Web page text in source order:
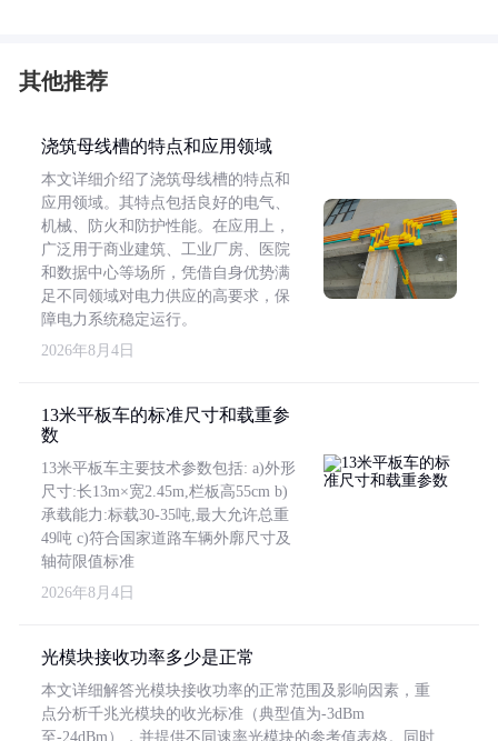
其他推荐
浇筑母线槽的特点和应用领域
本文详细介绍了浇筑母线槽的特点和
应用领域。其特点包括良好的电气、
机械、防火和防护性能。在应用上，
广泛用于商业建筑、工业厂房、医院
和数据中心等场所，凭借自身优势满
足不同领域对电力供应的高要求，保
障电力系统稳定运行。
2026年8月4日
13米平板车的标准尺寸和载重参
数
13米平板车主要技术参数包括: a)外形
尺寸:长13m×宽2.45m,栏板高55cm b)
承载能力:标载30-35吨,最大允许总重
49吨 c)符合国家道路车辆外廓尺寸及
轴荷限值标准
2026年8月4日
光模块接收功率多少是正常
本文详细解答光模块接收功率的正常范围及影响因素，重
点分析千兆光模块的收光标准（典型值为-3dBm
至-24dBm），并提供不同速率光模块的参考值表格。同时